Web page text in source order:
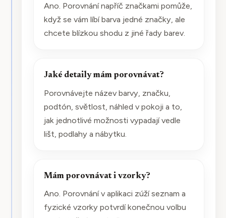
Ano. Porovnání napříč značkami pomůže,
když se vám líbí barva jedné značky, ale
chcete blízkou shodu z jiné řady barev.
Jaké detaily mám porovnávat?
Porovnávejte název barvy, značku,
podtón, světlost, náhled v pokoji a to,
jak jednotlivé možnosti vypadají vedle
lišt, podlahy a nábytku.
Mám porovnávat i vzorky?
Ano. Porovnání v aplikaci zúží seznam a
fyzické vzorky potvrdí konečnou volbu